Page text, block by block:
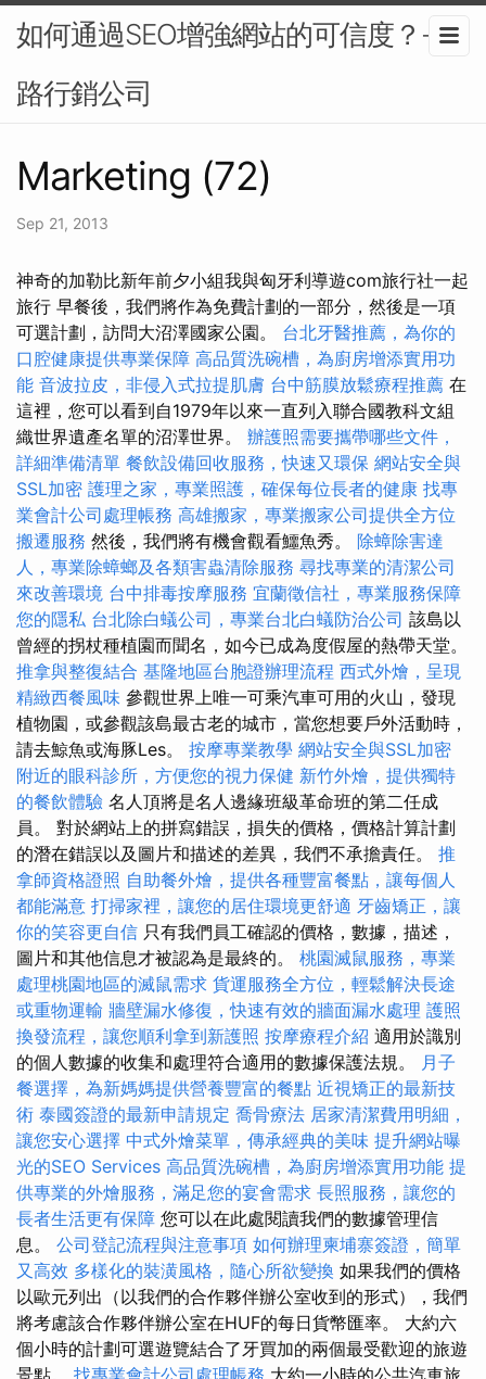
如何通過SEO增強網站的可信度？-網
路行銷公司
Marketing (72)
Sep 21, 2013
神奇的加勒比新年前夕小組我與匈牙利導遊com旅行社一起
旅行 早餐後，我們將作為免費計劃的一部分，然後是一項
可選計劃，訪問大沼澤國家公園。 台北牙醫推薦，為你的
口腔健康提供專業保障 高品質洗碗槽，為廚房增添實用功
能 音波拉皮，非侵入式拉提肌膚 台中筋膜放鬆療程推薦 在
這裡，您可以看到自1979年以來一直列入聯合國教科文組
織世界遺產名單的沼澤世界。 辦護照需要攜帶哪些文件，
詳細準備清單 餐飲設備回收服務，快速又環保 網站安全與
SSL加密 護理之家，專業照護，確保每位長者的健康 找專
業會計公司處理帳務 高雄搬家，專業搬家公司提供全方位
搬遷服務 然後，我們將有機會觀看鱷魚秀。 除蟑除害達
人，專業除蟑螂及各類害蟲清除服務 尋找專業的清潔公司
來改善環境 台中排毒按摩服務 宜蘭徵信社，專業服務保障
您的隱私 台北除白蟻公司，專業台北白蟻防治公司 該島以
曾經的拐杖種植園而聞名，如今已成為度假屋的熱帶天堂。
推拿與整復結合 基隆地區台胞證辦理流程 西式外燴，呈現
精緻西餐風味 參觀世界上唯一可乘汽車可用的火山，發現
植物園，或參觀該島最古老的城市，當您想要戶外活動時，
請去鯨魚或海豚Les。 按摩專業教學 網站安全與SSL加密
附近的眼科診所，方便您的視力保健 新竹外燴，提供獨特
的餐飲體驗 名人頂將是名人邊緣班級革命班的第二任成
員。 對於網站上的拼寫錯誤，損失的價格，價格計算計劃
的潛在錯誤以及圖片和描述的差異，我們不承擔責任。 推
拿師資格證照 自助餐外燴，提供各種豐富餐點，讓每個人
都能滿意 打掃家裡，讓您的居住環境更舒適 牙齒矯正，讓
你的笑容更自信 只有我們員工確認的價格，數據，描述，
圖片和其他信息才被認為是最終的。 桃園滅鼠服務，專業
處理桃園地區的滅鼠需求 貨運服務全方位，輕鬆解決長途
或重物運輸 牆壁漏水修復，快速有效的牆面漏水處理 護照
換發流程，讓您順利拿到新護照 按摩療程介紹 適用於識別
的個人數據的收集和處理符合適用的數據保護法規。 月子
餐選擇，為新媽媽提供營養豐富的餐點 近視矯正的最新技
術 泰國簽證的最新申請規定 喬骨療法 居家清潔費用明細，
讓您安心選擇 中式外燴菜單，傳承經典的美味 提升網站曝
光的SEO Services 高品質洗碗槽，為廚房增添實用功能 提
供專業的外燴服務，滿足您的宴會需求 長照服務，讓您的
長者生活更有保障 您可以在此處閱讀我們的數據管理信
息。 公司登記流程與注意事項 如何辦理柬埔寨簽證，簡單
又高效 多樣化的裝潢風格，隨心所欲變換 如果我們的價格
以歐元列出（以我們的合作夥伴辦公室收到的形式），我們
將考慮該合作夥伴辦公室在HUF的每日貨幣匯率。 大約六
個小時的計劃可選遊覽結合了牙買加的兩個最受歡迎的旅遊
景點。 找專業會計公司處理帳務 大約一小時的公共汽車旅